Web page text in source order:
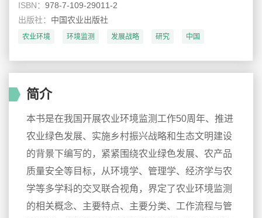
ISBN： 978-7-109-29011-2
出版社： 中国农业出版社
农业环境 环境监测 发展战略 研究
中国
简介
本书是在我国开展农业环境监测工作50周年、推进
农业绿色发展、实施乡村振兴战略和生态文明建设
的背景下编写的，紧紧围绕农业绿色发展、农产品
质量安全等目标，从环境学、管理学、经济学与农
学等多学科的交叉联合视角，界定了农业环境监测
的相关概念、主要特点、主要分类、工作流程与管